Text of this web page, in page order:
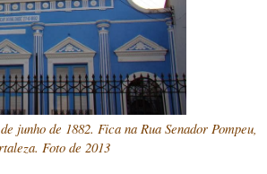
junho de 1882. Fica na Rua Senador Pompeu,
Foto de 2013